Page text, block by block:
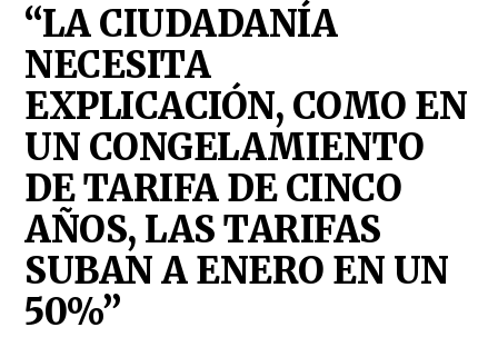
“LA CIUDADANÍA
NECESITA
EXPLICACIÓN, COMO EN
UN CONGELAMIENTO
DE TARIFA DE CINCO
AÑOS, LAS TARIFAS
SUBAN A ENERO EN UN
50%”